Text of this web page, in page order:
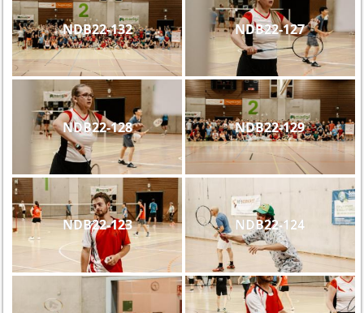
NDB22-132 NDB22-127
NDB22-128 NDB22-129
NDB22-123 NDB22-124